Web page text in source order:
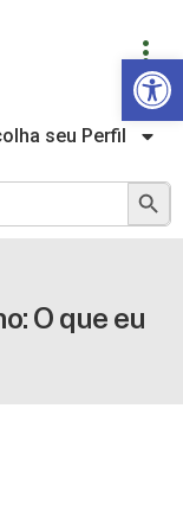
Abrir a barra de ferramentas
seu Perfil
SEARCH
O que eu